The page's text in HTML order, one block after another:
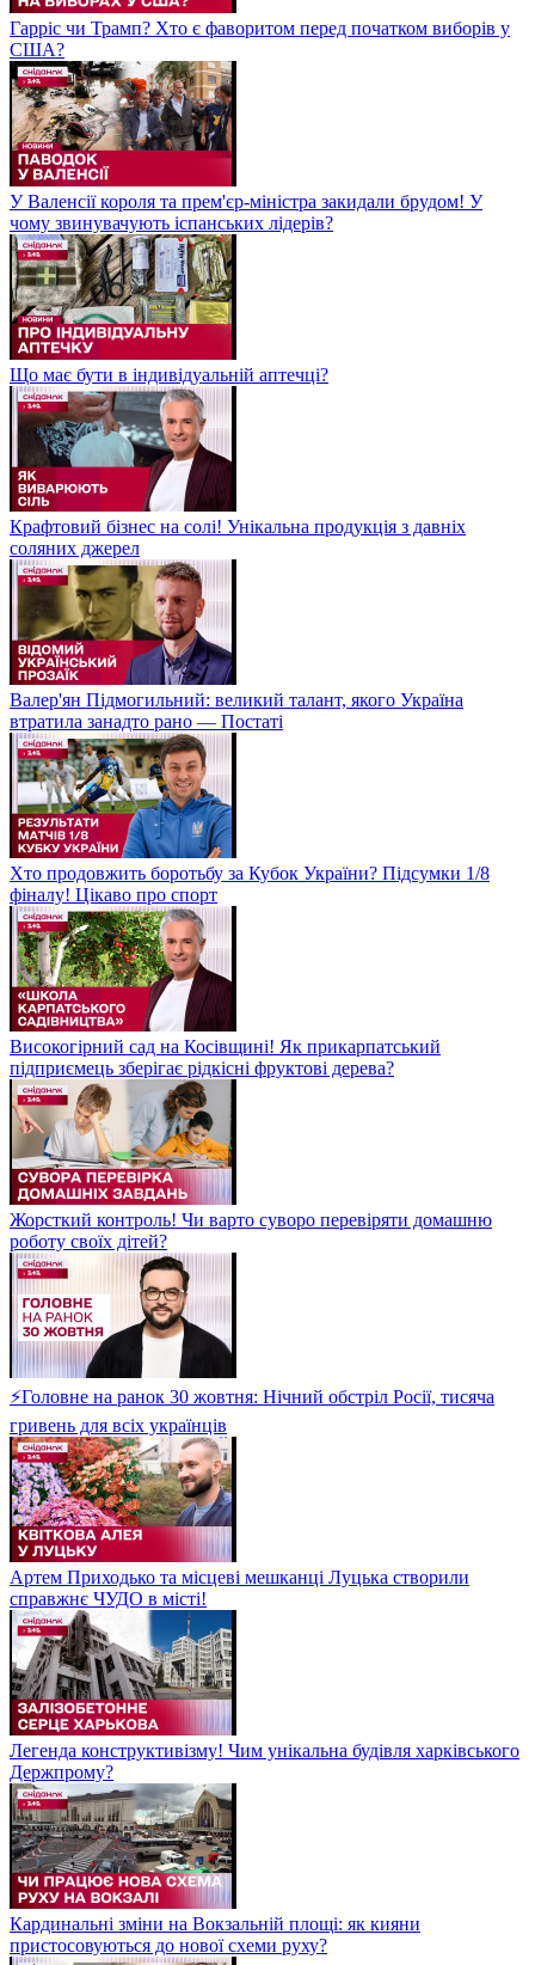
Гарріс чи Трамп? Хто є фаворитом перед початком виборів у
США?
У Валенсії короля та прем'єр-міністра закидали брудом! У
чому звинувачують іспанських лідерів?
Що має бути в індивідуальній аптечці?
Крафтовий бізнес на солі! Унікальна продукція з давніх
соляних джерел
Валер'ян Підмогильний: великий талант, якого Україна
втратила занадто рано — Постаті
Хто продовжить боротьбу за Кубок України? Підсумки 1/8
фіналу! Цікаво про спорт
Високогірний сад на Косівщині! Як прикарпатський
підприємець зберігає рідкісні фруктові дерева?
Жорсткий контроль! Чи варто суворо перевіряти домашню
роботу своїх дітей?
⚡Головне на ранок 30 жовтня: Нічний обстріл Росії, тисяча
гривень для всіх українців
Артем Приходько та місцеві мешканці Луцька створили
справжнє ЧУДО в місті!
Легенда конструктивізму! Чим унікальна будівля харківського
Держпрому?
Кардинальні зміни на Вокзальній площі: як кияни
пристосовуються до нової схеми руху?